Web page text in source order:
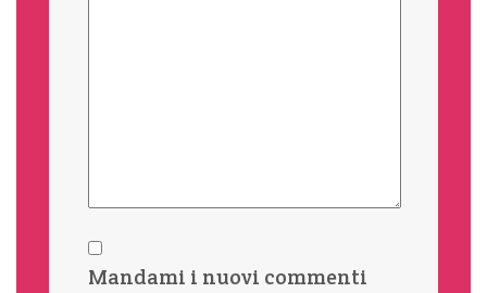
Mandami i nuovi commenti